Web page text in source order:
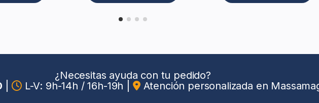
¿Necesitas ayuda con tu pedido?
L-V: 9h-14h / 16h-19h Atención personalizada en